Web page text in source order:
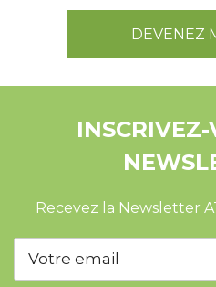
DEVENEZ
Recevez la Newsletter